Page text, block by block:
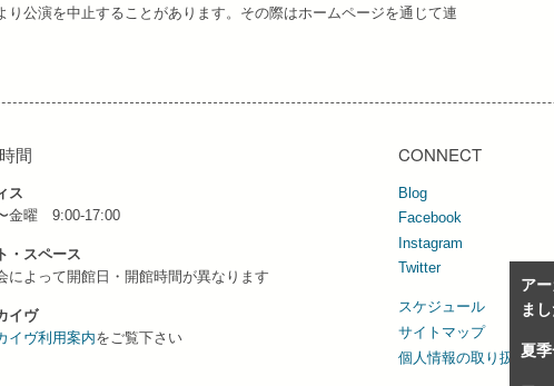
公演を中止することがあります。その際はホームページを通じて連
間
ス
金曜 9:00-17:00
・スペース
によって開館日・開館時間が異なります
イヴ
イヴ利用案内をご覧下さい
CONNECT
Blog
Facebook
Instagram
Twitter
スケジュール
サイトマップ
個人情報の取り扱い
ア
まし
夏